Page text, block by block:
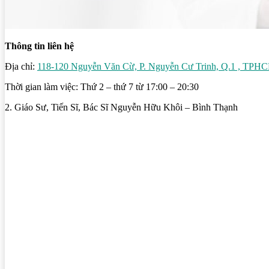
Thông tin liên hệ
Địa chỉ: 118-120 Nguyễn Văn Cừ, P. Nguyễn Cư Trinh, Q.1 ,
Thời gian làm việc: Thứ 2 – thứ 7 từ 17:00 – 20:30
2. Giáo Sư, Tiến Sĩ, Bác Sĩ Nguyễn Hữu Khôi – Bình Thạnh